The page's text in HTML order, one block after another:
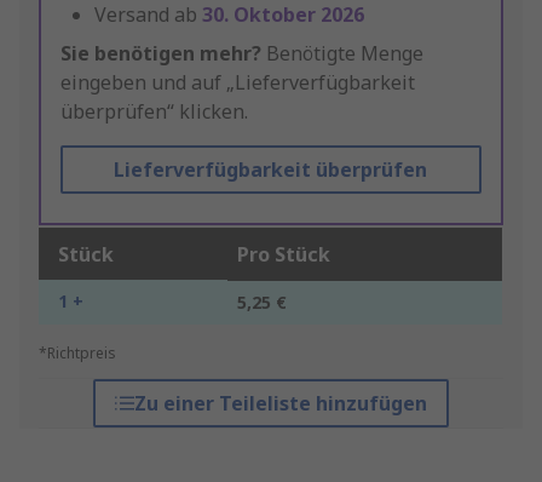
Versand ab 30. Oktober 2026
Sie benötigen mehr? Benötigte Menge
eingeben und auf „Lieferverfügbarkeit
überprüfen“ klicken.
Lieferverfügbarkeit überprüfen
Stück Pro Stück
1 + 5,25 €
*Richtpreis
Zu einer Teileliste hinzufügen